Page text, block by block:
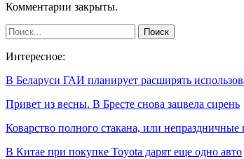
Комментарии закрыты.
Интересное:
В Беларуси ГАИ планирует расширять
Привет из весны. В Бресте снова зацвела сирень
Коварство полного стакана, или
В Китае при покупке Toyota дарят еще одно авто